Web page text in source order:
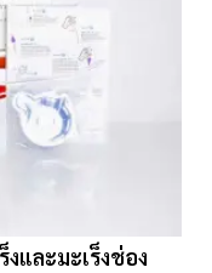
งและมะเร็งช่อง